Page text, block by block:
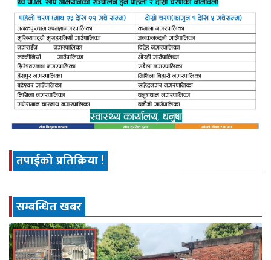
तपाईको प्रतिक्रिया !
सम्बन्धित खबर